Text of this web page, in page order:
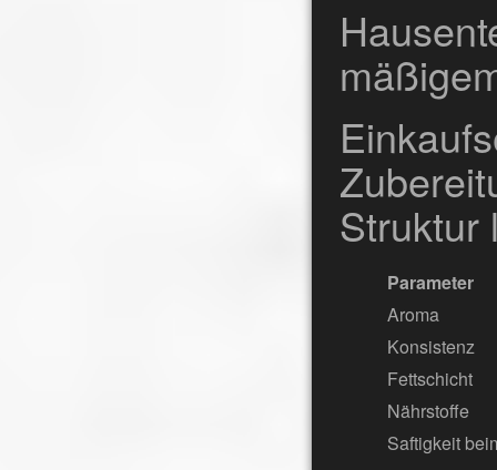
Struktur
Parameter
Aroma
Konsistenz
Fettschicht
Nährstoffe
Saftigkeit